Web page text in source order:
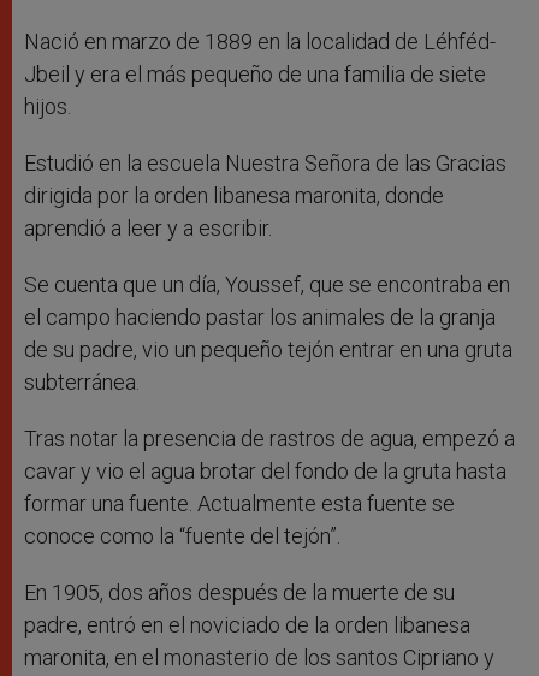
Nació en marzo de 1889 en la localidad de Léhféd-
Jbeil y era el más pequeño de una familia de siete
hijos.
Estudió en la escuela Nuestra Señora de las Gracias
dirigida por la orden libanesa maronita, donde
aprendió a leer y a escribir.
Se cuenta que un día, Youssef, que se encontraba en
el campo haciendo pastar los animales de la granja
de su padre, vio un pequeño tejón entrar en una gruta
subterránea.
Tras notar la presencia de rastros de agua, empezó a
cavar y vio el agua brotar del fondo de la gruta hasta
formar una fuente. Actualmente esta fuente se
conoce como la “fuente del tejón”.
En 1905, dos años después de la muerte de su
padre, entró en el noviciado de la orden libanesa
maronita, en el monasterio de los santos Cipriano y